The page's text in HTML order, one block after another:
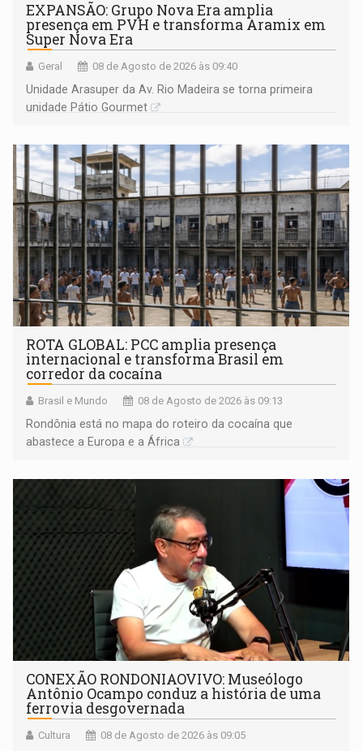
EXPANSÃO: Grupo Nova Era amplia
presença em PVH e transforma Aramix em
Super Nova Era
Geral 08 de Agosto de 2026 às 09:40
Unidade Arasuper da Av. Rio Madeira se torna primeira
unidade Pátio Gourmet
ROTA GLOBAL: PCC amplia presença
internacional e transforma Brasil em
corredor da cocaína
Brasil e Mundo 08 de Agosto de 2026 às 09:13
Rondônia está no mapa do roteiro da cocaína que
abastece a Europa e a África
CONEXÃO RONDONIAOVIVO: Museólogo
Antônio Ocampo conduz a história de uma
ferrovia desgovernada
Cultura 08 de Agosto de 2026 às 09:05